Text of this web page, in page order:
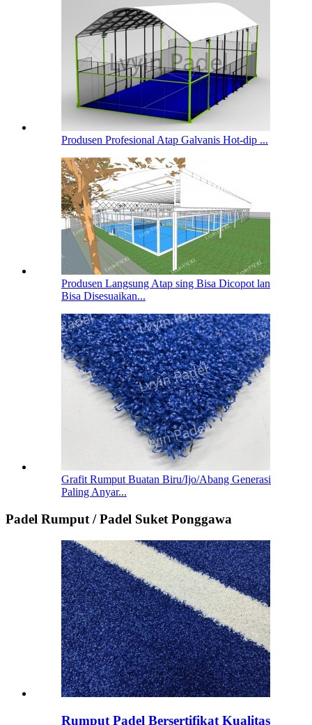
Produsen Profesional Atap Galvanis Hot-dip ...
Produsen Langsung Atap sing Bisa Dicopot lan
Bisa Disesuaikan...
Grafit Rumput Buatan Biru/Ijo/Abang Generasi
Paling Anyar...
Padel Rumput / Padel Suket Ponggawa
Rumput Padel Bersertifikat Kualitas